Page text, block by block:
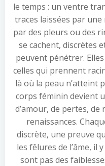
le temps : un ventre
traces laissées par
par des pleurs ou des
se cachent, discrètes
peuvent pénétrer.
celles qui prennent
là où la peau n’atteint
corps féminin devient
d’amour, de pertes,
renaissances.
discrète, une preuve
les fêlures de l’âme, il
sont pas des